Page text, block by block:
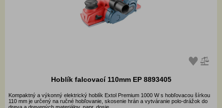
Hoblík falcovací 110mm EP 8893405
Kompaktný a výkonný elektrický hoblík Extol Premium 1000 W s hobľovacou šírkou
110 mm je určený na ručné hobľovanie, skosenie hrán a vytváranie polo-drážok do